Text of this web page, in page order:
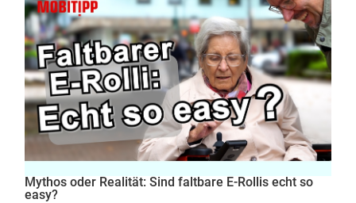
Mythos oder Realität: Sind faltbare E-Rollis echt so
easy?